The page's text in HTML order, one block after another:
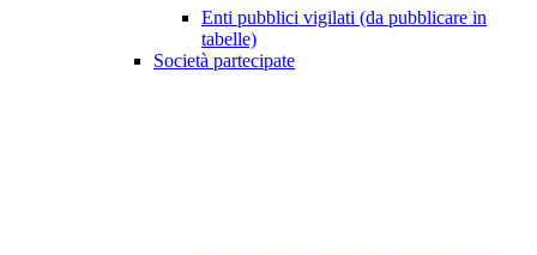
Enti pubblici vigilati (da pubblicare in
tabelle)
Società partecipate